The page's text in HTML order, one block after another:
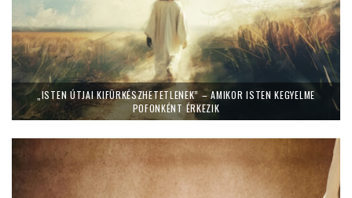
„ISTEN ÚTJAI KIFÜRKÉSZHETETLENEK” – AMIKOR ISTEN KEGYELME
POFONKÉNT ÉRKEZIK